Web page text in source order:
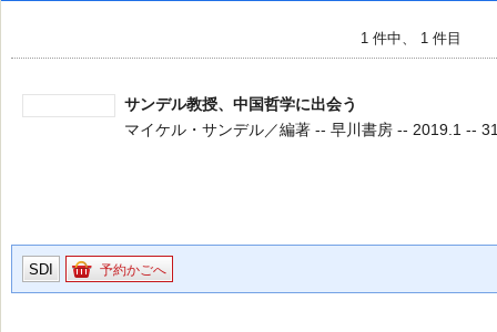
1 件中、 1 件目
サンデル教授、中国哲学に出会う
マイケル・サンデル／編著 -- 早川書房 -- 2019.1 --
SDI 予約かごへ